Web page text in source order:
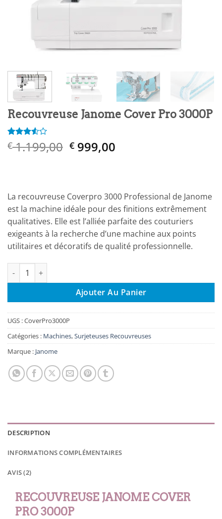
Recouvreuse Janome Cover Pro 3000P
Noté
3.5
sur
2
€1.199,00 Le
€ 1.199,00.
€ 999,00
€ 999,00.
La recouvreuse Coverpro 3000 Professional de Janome
est la machine idéale pour des finitions extrêmement
qualitatives. Elle est l’alliée parfaite des couturiers
exigeants à la recherche d’une machine aux points
utilitaires et décoratifs de qualité professionnelle.
quantité de Recouvreuse Janome Cover Pro 3000P
Ajouter Au Panier
UGS :CoverPro3000P
Catégories : Machines,Surjeteuses Recouvreuses
Marque : Janome
DESCRIPTION
INFORMATIONS COMPLÉMENTAIRES
AVIS (2)
RECOUVREUSE JANOME COVER
PRO 3000P